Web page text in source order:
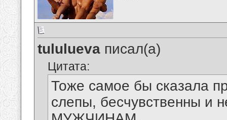
tululueva писал(а)
Цитата:
Тоже самое бы сказала
слепы, бесчувственны и